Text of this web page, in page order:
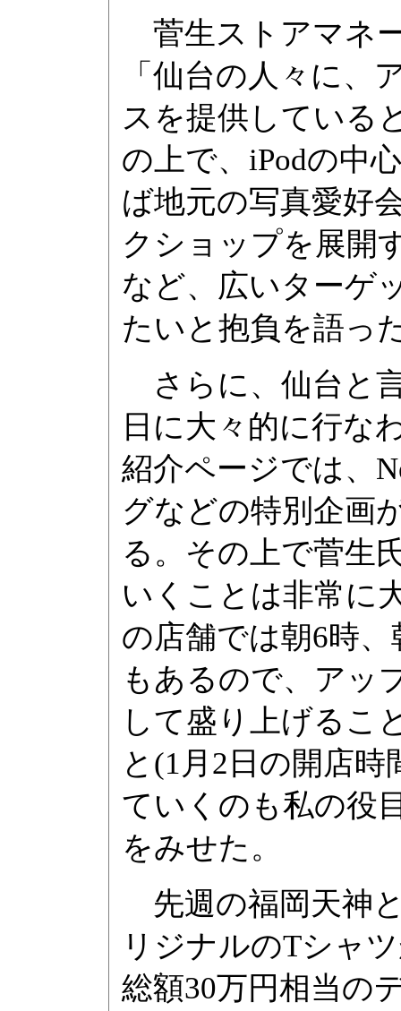
菅生ストアマネ
「仙台の人々に、
スを提供している
の上で、iPodの中
ば地元の写真愛好
クショップを展開
など、広いターゲ
たいと抱負を語っ
さらに、仙台と
日に大々的に行な
紹介ページでは、
グなどの特別企画
る。その上で菅生
いくことは非常に
の店舗では朝6時
もあるので、アッ
して盛り上げるこ
と(1月2日の開店
ていくのも私の役
をみせた。
先週の福岡天神
リジナルのTシャ
総額30万円相当の